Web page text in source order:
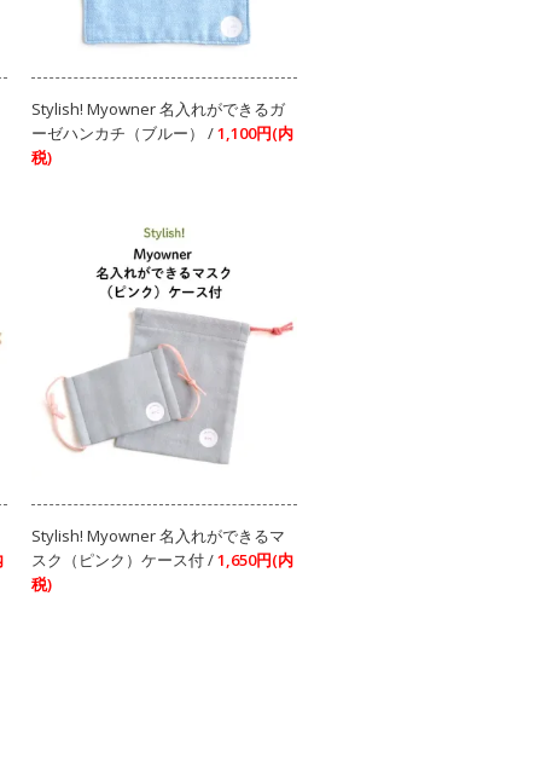
Stylish! Myowner 名入れができるガ
ーゼハンカチ（ブルー） /1,100円(内
税)
Stylish! Myowner 名入れができるマ
スク（ピンク）ケース付 /1,650円(内
税)